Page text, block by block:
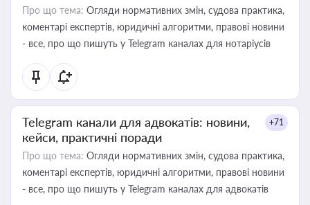
Про що тема: Огляди нормативних змін, судова практика,
коментарі експертів, юридичні алгоритми, правові новини
- все, про що пишуть у Telegram каналах для нотаріусів
Telegram канали для адвокатів: новини,
кейси, практичні поради
+71
Про що тема: Огляди нормативних змін, судова практика,
коментарі експертів, юридичні алгоритми, правові новини
- все, про що пишуть у Telegram каналах для адвокатів